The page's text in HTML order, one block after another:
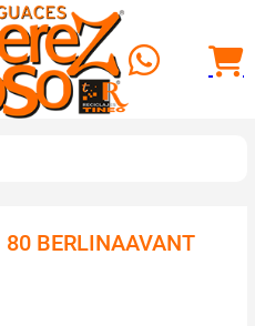
80 BERLINAAVANT